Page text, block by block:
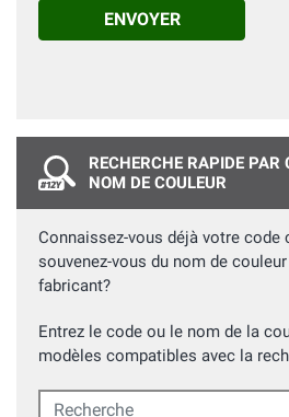
ENVOYER
RECHERCHE RAPIDE PAR
NOM DE COULEUR
Connaissez-vous déjà votre code
souvenez-vous du nom de
fabricant?
Entrez le code ou le nom de la
modèles compatibles avec la
Recherche